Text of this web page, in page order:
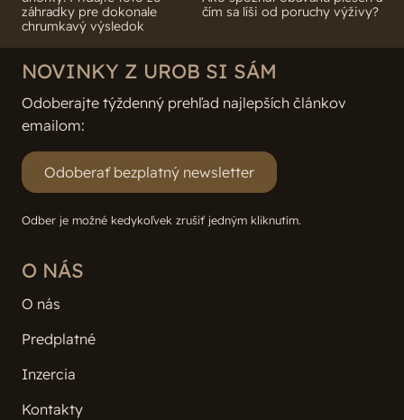
záhradky pre dokonale
chrumkavý výsledok
čím sa líši od poruchy výživy?
O NÁS
O nás
Predplatné
Inzercia
Kontakty
NOVINKY Z UROB SI SÁM
Odoberajte týždenný prehľad najlepších článkov
emailom:
Odoberať bezplatný newsletter
Odber je možné kedykoľvek zrušiť jedným kliknutím.